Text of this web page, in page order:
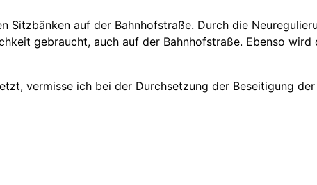
auf der Bahnhofstraße. Durch die
gebraucht, auch auf der Bahnhofstraße. Ebenso
vermisse ich bei der Durchsetzung der Beseitigung